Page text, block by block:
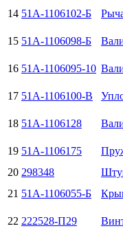
14 51А-1106102-Б
15 51А-1106098-Б
16 51А-1106095-10
17 51А-1106100-В
18 51А-1106128
19 51А-1106175
20 298348
21 51А-1106055-Б
22 222528-П29